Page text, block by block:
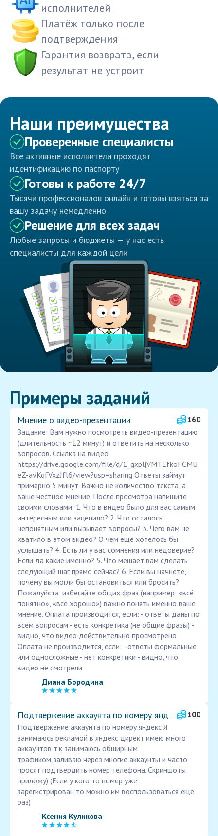
исполнителей
Платёж только после
подтверждения
Гарантия возврата, если
результат не устроит
Наши преимущества
Проверенные специалисты
Все активные исполнители проходят
идентификацию по паспорту
Готовы к работе 24/7
Тысячи профессионалов онлайн и готовы взяться за
вашу задачу немедленно
Решение для всех задач
Любые запросы и бюджеты — у нас есть
специалисты для каждой цели
Примеры заданий
Мнение о видео‑презентации
160
Задание: Вам нужно посмотреть видео-презентацию
(длительность ~12 минут) и ответить на несколько
вопросов. Ссылка на видео
https://drive.google.com/file/d/1_gxpljVMTEfkoFCMU
eZ-avKqfVxzJfl6/view?usp=sharing Ответы займут
примерно 5 минут. Важно не количество текста, а
ваше честное мнение. После просмотра напишите
своими словами: 1. Что в видео было для вас самым
интересным или зацепило? 2. Что осталось
непонятным или вызывает вопросы? 3. Чего вам не
хватило в этом видео? О чём ещё хотелось бы
услышать? 4. Есть ли у вас сомнения или недоверие?
Если да какие именно? 5. Что мешает вам сделать
следующий шаг прямо сейчас? 6. Если вы начнёте,
почему вы могли бы остановиться или бросить? ️
Пожалуйста, избегайте общих фраз (например: «всё
понятно», «всё хорошо») важно понять именно ваше
мнение. Оплата производится, если: - ответы даны по
всем вопросам - есть конкретика (не общие фразы) -
видно, что видео действительно просмотрено
Оплата не производится, если: - ответы формальные
или односложные - нет конкретики - видно, что
видео не смотрели
Диана Бородина
Подтвержение аккаунта по номеру янд
100
Подтвержение аккаунта по номеру яндекс Я
занимаюсь рекламой в яндекс директ,имею много
аккаунтов т.к занимаюсь обширным
трафиком,заливаю через многие аккаунты и часто
просят подтвердить номер телефона. Скриншоты
приложу) (Если у кого то номер уже
зарегистрирован,то можно им воспользоваться еще
раз)
Ксения Куликова